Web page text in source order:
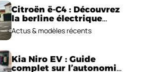
Citroën ë-C4 : Découvrez
la berline électrique
emblématique!
Actus & modèles récents
Kia Niro EV : Guide
complet sur l’autonomie